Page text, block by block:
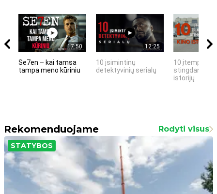
17:50
Se7en – kai tamsa
tampa meno kūriniu
12:25
10 įsimintinų
detektyvinių serialų
10 įtemptų,
stingdančių
istorijų
Rekomenduojame Rodyti visus
STATYBOS